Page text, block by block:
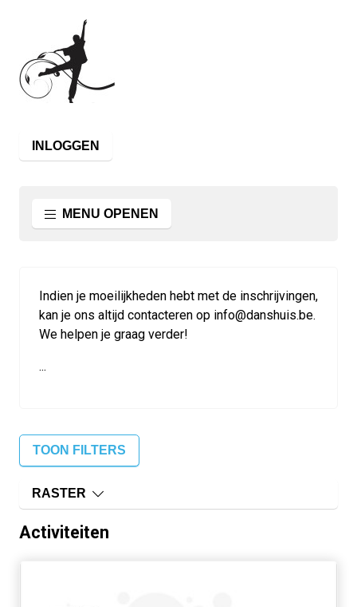
INLOGGEN
MENU OPENEN
Indien je moeilijkheden hebt met de inschrijvingen,
kan je ons altijd contacteren op info@danshuis.be.
We helpen je graag verder!
...
TOON FILTERS
RASTER
Activiteiten